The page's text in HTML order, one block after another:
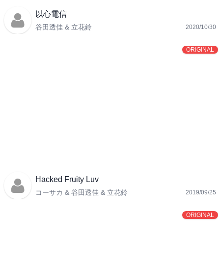
以心電信
谷田透佳 & 立花鈴 2020/10/30
ORIGINAL
Hacked Fruity Luv
コーサカ & 谷田透佳 & 立花鈴 2019/09/25
ORIGINAL